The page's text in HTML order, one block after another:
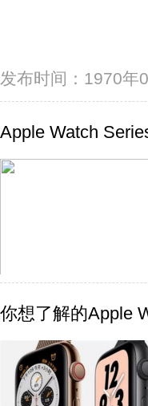
发布时间：1970年
Apple Watch
你想了解的Apple